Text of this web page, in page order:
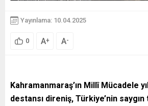
Yayınlama: 10.04.2025
0 A+ A-
Kahramanmaraş’ın Millî Mücadele
destansı direniş, Türkiye’nin